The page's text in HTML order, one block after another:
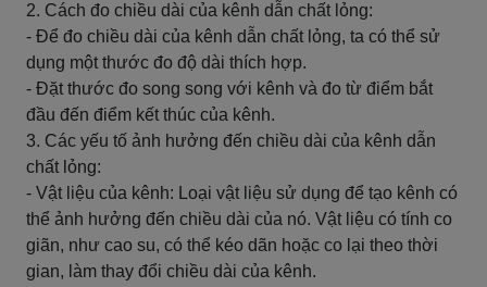
2. Cách đo chiều dài của kênh dẫn chất lỏng:
- Để đo chiều dài của kênh dẫn chất lỏng, ta có thể sử
dụng một thước đo độ dài thích hợp.
- Đặt thước đo song song với kênh và đo từ điểm bắt
đầu đến điểm kết thúc của kênh.
3. Các yếu tố ảnh hưởng đến chiều dài của kênh dẫn
chất lỏng:
- Vật liệu của kênh: Loại vật liệu sử dụng để tạo kênh có
thể ảnh hưởng đến chiều dài của nó. Vật liệu có tính co
giãn, như cao su, có thể kéo dãn hoặc co lại theo thời
gian, làm thay đổi chiều dài của kênh.